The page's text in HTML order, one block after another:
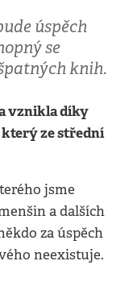
úspěch
se
knih.
vznikla díky
ze střední
jsme
a dalších
za úspěch
neexistuje.